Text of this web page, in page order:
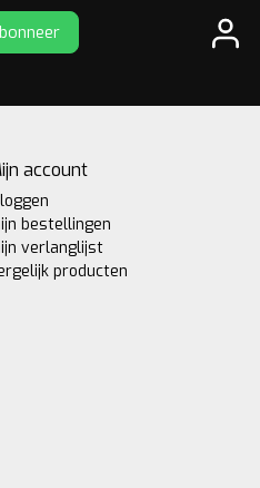
account
bestellingen
verlanglijst
producten